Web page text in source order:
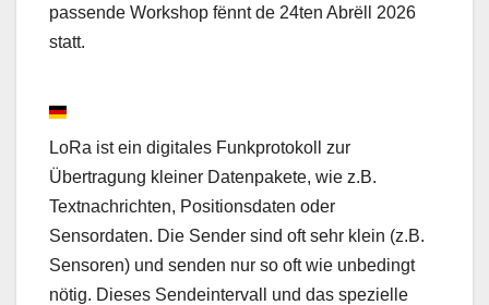
passende Workshop fënnt de 24ten Abrëll 2026
statt.
LoRa ist ein digitales Funkprotokoll zur
Übertragung kleiner Datenpakete, wie z.B.
Textnachrichten, Positionsdaten oder
Sensordaten. Die Sender sind oft sehr klein (z.B.
Sensoren) und senden nur so oft wie unbedingt
nötig. Dieses Sendeintervall und das spezielle